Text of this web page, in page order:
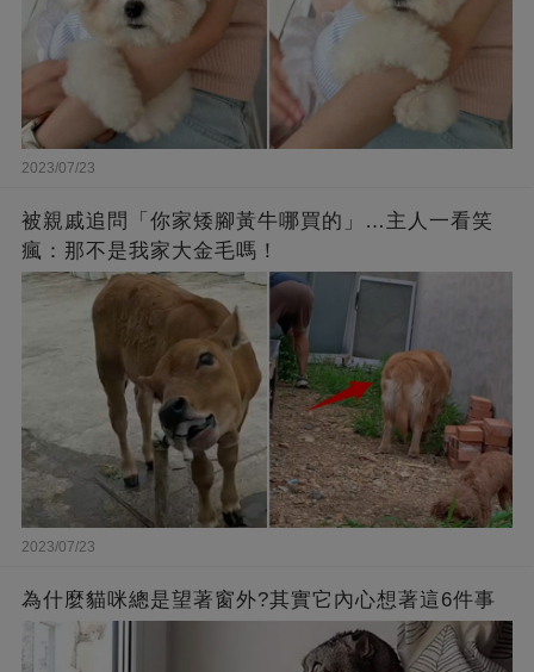
2023/07/23
被親戚追問「你家矮腳黃牛哪買的」…主人一看笑
瘋：那不是我家大金毛嗎！
2023/07/23
為什麼貓咪總是望著窗外?其實它內心想著這6件事